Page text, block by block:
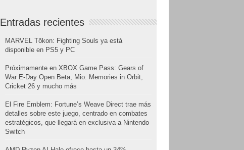
Entradas recientes
MARVEL Tōkon: Fighting Souls ya está
disponible en PS5 y PC
Próximamente en XBOX Game Pass: Gears of
War E-Day Open Beta, Mio: Memories in Orbit,
Cricket 26 y mucho más
El Fire Emblem: Fortune’s Weave Direct trae más
detalles sobre este juego, centrado en combates
estratégicos, que llegará en exclusiva a Nintendo
Switch